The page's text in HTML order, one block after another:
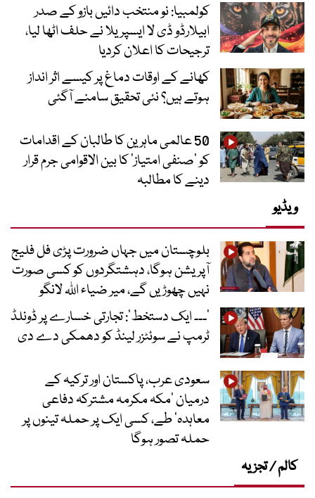
کولمبیا: نو منتخب دائیں بازو کے صدر
ابیلارڈو ڈی لا ایسپریلا نے حلف اٹھا لیا،
ترجیحات کا اعلان کردیا
کھانے کے اوقات دماغ پر کیسے اثر انداز
ہوتے ہیں؟ نئی تحقیق سامنے آگئی
50 عالمی ماہرین کا طالبان کے اقدامات
کو ’صنفی امتیاز‘ کا بین الاقوامی جرم قرار
دینے کا مطالبہ
ویڈیو
بلوچستان میں جہاں ضرورت پڑی فل فلیج
آپریشن ہوگا، دہشتگردوں کو کسی صورت
نہیں چھوڑیں گے، میر ضیاء اللہ لانگو
’۔۔۔ ایک دستخط‘: تجارتی خسارے پر ڈونلڈ
ٹرمپ نے سوئٹزر لینڈ کو دھمکی دے دی
سعودی عرب، پاکستان اور ترکیہ کے
درمیان ’مکہ مکرمہ مشترکہ دفاعی
معاہدہ‘ طے، کسی ایک پر حملہ تینوں پر
حملہ تصور ہوگا
کالم / تجزیہ